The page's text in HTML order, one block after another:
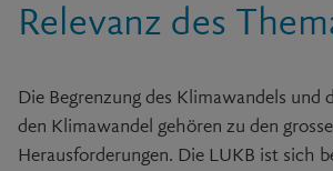
Relevanz des
Die Begrenzung des Klimawandels und
den Klimawandel gehören zu den
Herausforderungen. Die LUKB ist sich